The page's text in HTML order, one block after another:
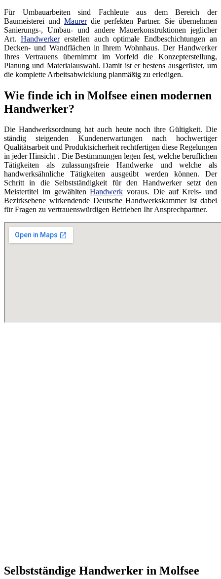
Für Umbauarbeiten sind Fachleute aus dem Bereich der
Baumeisterei und Maurerdie perfekten Partner. Sie übernehmen
Sanierungs-, Umbau- und andere Mauerkonstruktionen jeglicher
Art. Handwerkererstellen auch optimale Endbeschichtungen an
Decken- und Wandflächen in Ihrem Wohnhaus. Der Handwerker
Ihres Vertrauens übernimmt im Vorfeld die Konzepterstellung,
Planung und Materialauswahl. Damit ist er bestens ausgerüstet, um
die komplette Arbeitsabwicklung planmäßig zu erledigen.
Wie finde ich in Molfsee einen modernen
Handwerker?
Die Handwerksordnung hat auch heute noch ihre Gültigkeit. Die
ständig steigenden Kundenerwartungen nach hochwertiger
Qualitätsarbeit und Produktsicherheit rechtfertigen diese Regelungen
in jeder Hinsicht . Die Bestimmungen legen fest, welche beruflichen
Tätigkeiten als zulassungsfreie Handwerke und welche als
handwerksähnliche Tätigkeiten ausgeübt werden können. Der
Schritt in die Selbstständigkeit für den Handwerker setzt den
Meistertitel im gewähltenHandwerk voraus. Die auf Kreis- und
Bezirksebene wirkendende Deutsche Handwerkskammer ist dabei
für Fragen zu vertrauenswürdigen Betrieben Ihr Ansprechpartner.
Selbstständige Handwerker in Molfsee